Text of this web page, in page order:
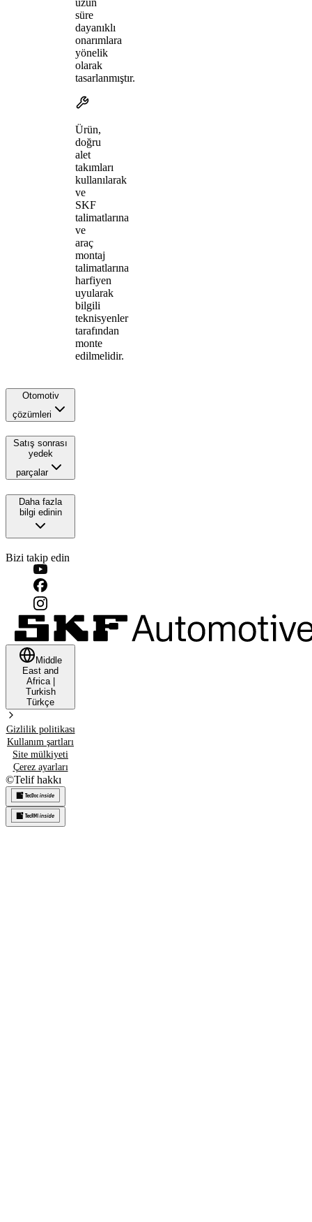
süre
dayanıklı
onarımlara
yönelik
olarak
tasarlanmıştır.
Ürün,
doğru
alet
takımları
kullanılarak
ve
SKF
talimatlarına
ve
araç
montaj
talimatlarına
harfiyen
uyularak
bilgili
teknisyenler
tarafından
monte
edilmelidir.
Otomotiv
çözümleri
Satış sonrası
yedek
parçalar
Daha fazla
bilgi edinin
Bizi takip edin
Middle
East and
Africa|
Turkish
Türkçe
Gizlilik politikası
Kullanım şartları
Site mülkiyeti
Çerez ayarları
©Telif hakkı